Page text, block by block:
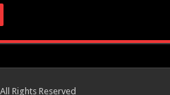
Rights Reserved